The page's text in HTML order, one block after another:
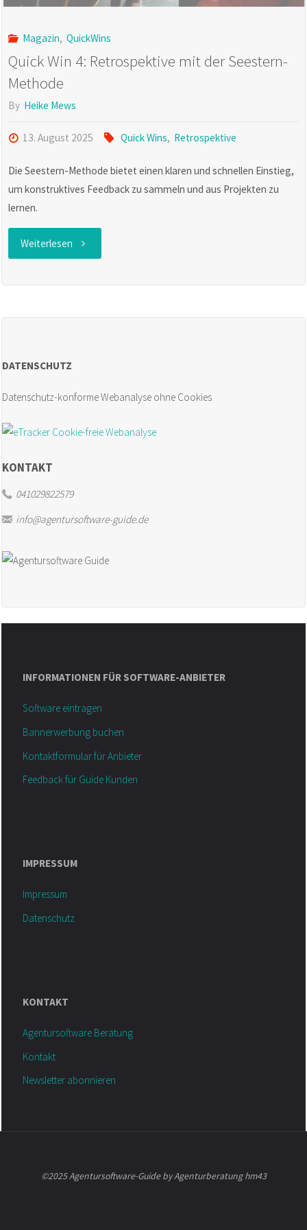
Magazin, QuickWins
Quick Win 4: Retrospektive mit der Seestern-
Methode
By Heike Mews
13. August 2025 Quick Wins, Retrospektive
Die Seestern-Methode bietet einen klaren und schnellen Einstieg,
um konstruktives Feedback zu sammeln und aus Projekten zu
lernen.
Weiterlesen "Quick
der
Seestern-
DATENSCHUTZ
Datenschutz-konforme Webanalyse ohne Cookies
KONTAKT
041029822579
info@agentursoftware-guide.de
INFORMATIONEN FÜR SOFTWARE-ANBIETER
Software eintragen
Bannerwerbung buchen
Kontaktformular für Anbieter
Feedback für Guide Kunden
IMPRESSUM
Impressum
Datenschutz
KONTAKT
Agentursoftware Beratung
Kontakt
Newsletter abonnieren
©2025 Agentursoftware-Guide by Agenturberatung hm43